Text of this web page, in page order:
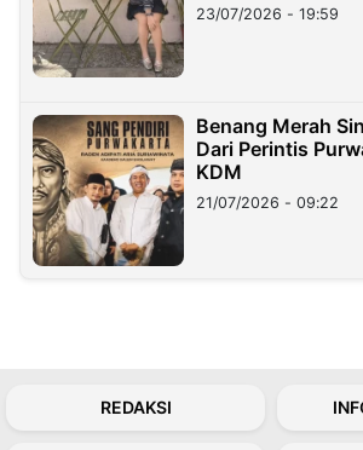
23/07/2026 - 19:59
Benang Merah
Dari Perintis
KDM
21/07/2026 - 09:22
REDAKSI